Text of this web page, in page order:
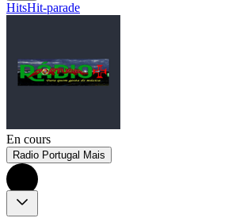
HitsHit-parade
En cours
Radio Portugal Mais